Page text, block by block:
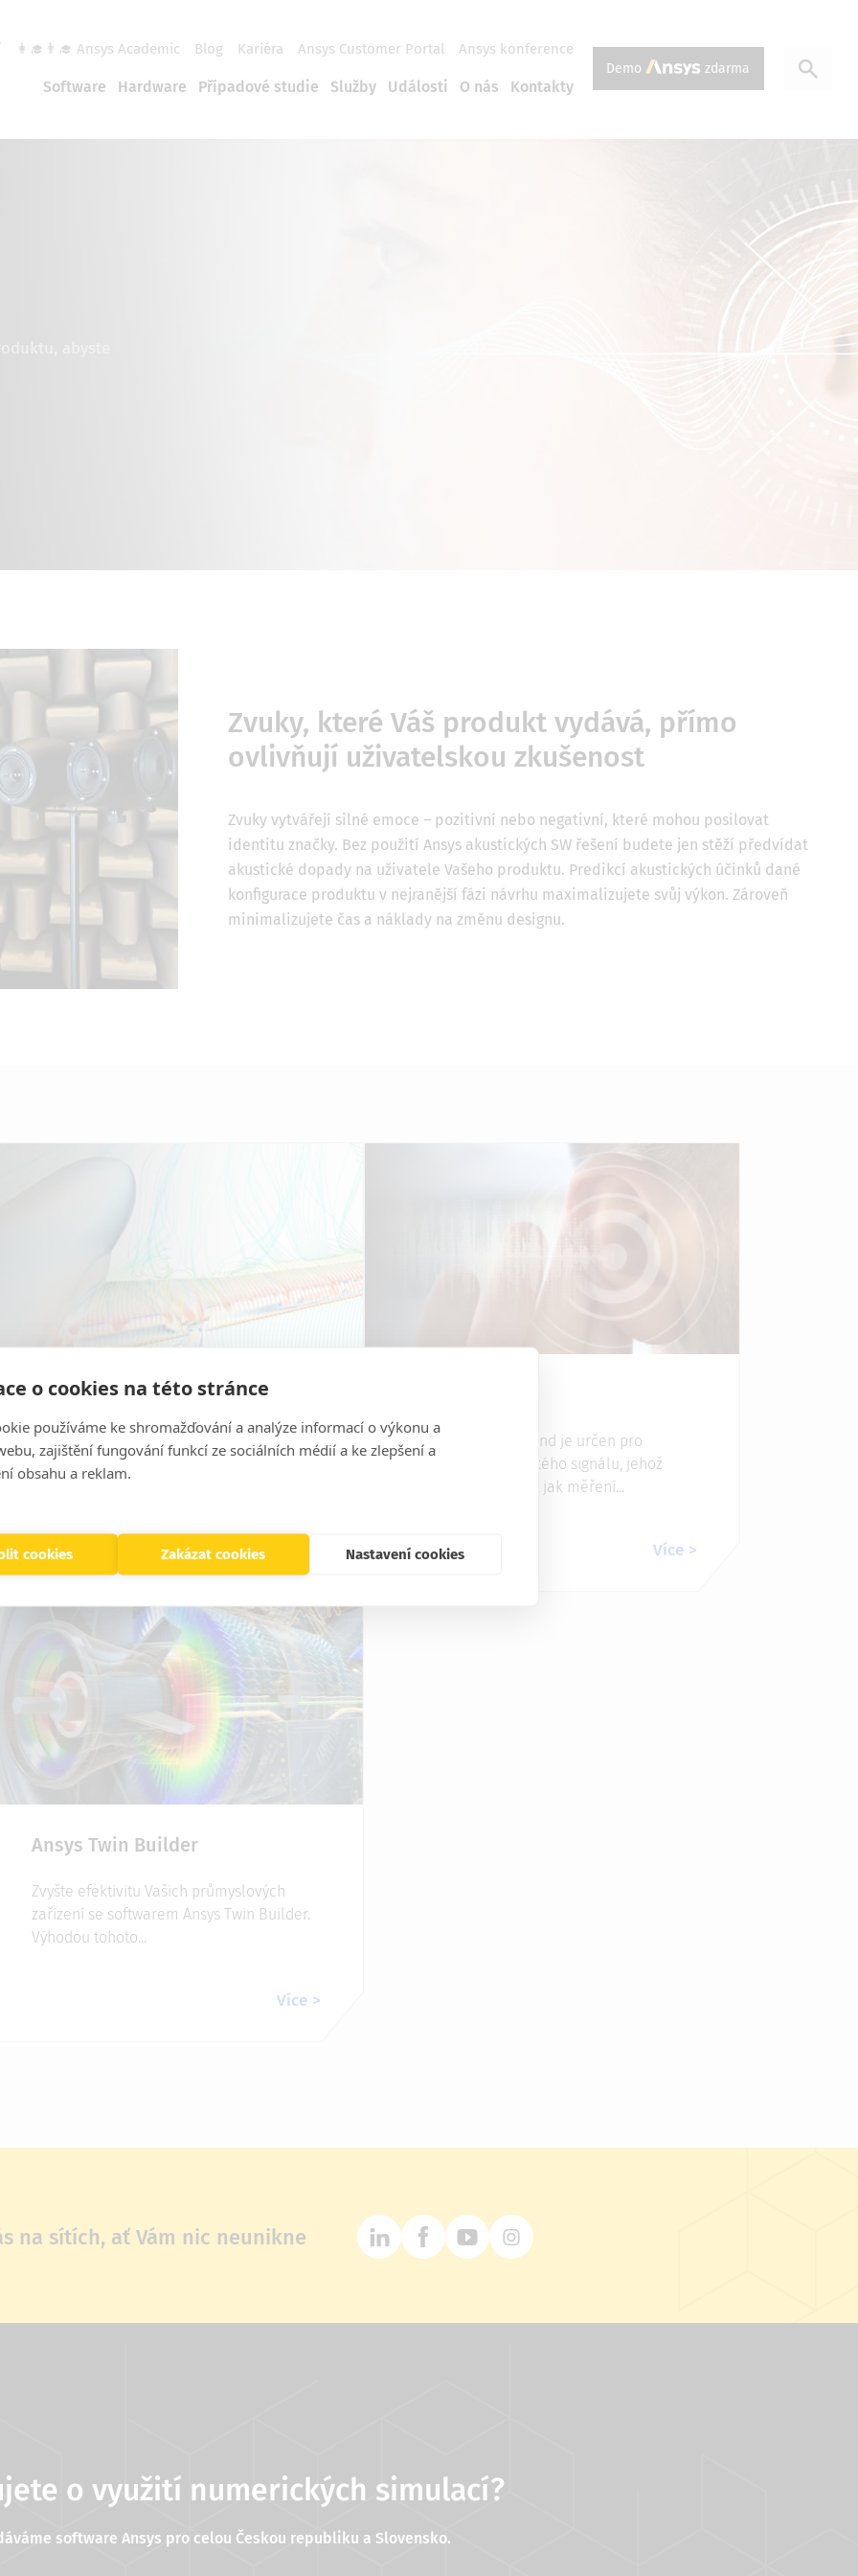
o cookies na této stránce
používáme ke shromažďování a analýze informací o výkonu a
zajištění fungování funkcí ze sociálních médií a ke zlepšení a
obsahu a reklam.
cookies Zakázat cookies Nastavení cookies
👩‍🎓👨‍🎓 Ansys Academic Blog Kariéra Ansys Customer Portal Ansys konference
Software Hardware Případové studie Služby Události O nás Kontakty
Demo zdarma
abyste
Zvuky, které Váš produkt vydává, přímo
ovlivňují uživatelskou zkušenost
Zvuky vytvářejí silné emoce – pozitivní nebo negativní, které mohou posilovat
identitu značky. Bez použití Ansys akustických SW řešení budete jen stěží předvídat
akustické dopady na uživatele Vašeho produktu. Predikcí akustických účinků dané
konfigurace produktu v nejranější fázi návrhu maximalizujete svůj výkon. Zároveň
minimalizujete čas a náklady na změnu designu.
Ansys Fluent
Software pro modelování proudění tekutin.
Od výpočtů elektroniky po jaderné
Software Ansys Sound je určen pro
zpracování akustického signálu, jehož
zdrojem mohou být jak měření...
Více
Ansys Twin Builder
Zvyšte efektivitu Vašich průmyslových
zařízení se softwarem Ansys Twin Builder.
Výhodou tohoto...
Více
na sítích, ať Vám nic neunikne
o využití numerických simulací?
software Ansys pro celou Českou republiku a Slovensko.